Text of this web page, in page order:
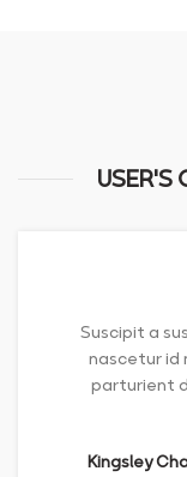
USER'S
Suscipit a
nascetur id
parturient
Kingsley